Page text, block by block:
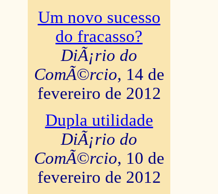
Um novo sucesso
do fracasso?
DiÃ¡rio do
ComÃ©rcio, 14 de
fevereiro de 2012
Dupla utilidade
DiÃ¡rio do
ComÃ©rcio, 10 de
fevereiro de 2012